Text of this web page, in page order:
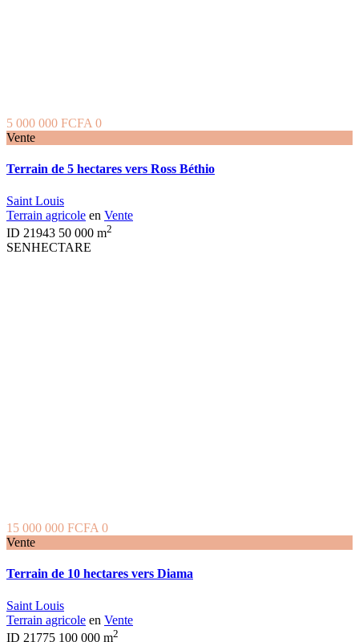
5 000 000 FCFA 0
Vente
Terrain de 5 hectares vers Ross Béthio
Saint Louis
Terrain agricole en Vente
ID 21943 50 000 m2
SENHECTARE
15 000 000 FCFA 0
Vente
Terrain de 10 hectares vers Diama
Saint Louis
Terrain agricole en Vente
ID 21775 100 000 m2